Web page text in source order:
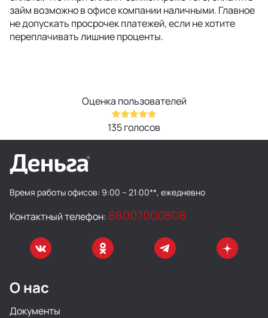
займ возможно в офисе компании наличными. Главное
не допускать просрочек платежей, если не хотите
переплачивать лишние проценты.
Оценка пользователей
135голосов
Время работы офисов: 9:00 – 21:00**, ежедневно
Контактный телефон: 88007000808
О нас
Документы